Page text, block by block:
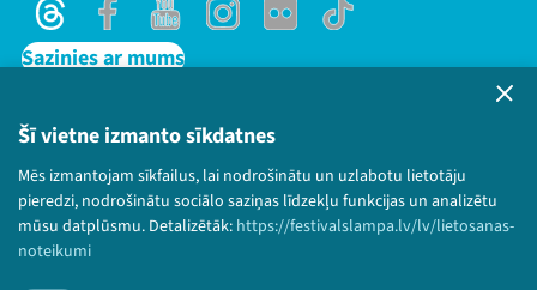
Šī vietne izmanto sīkdatnes
Mēs izmantojam sīkfailus, lai nodrošinātu un uzlabotu lietotāju
pieredzi, nodrošinātu sociālo saziņas līdzekļu funkcijas un analizētu
mūsu datplūsmu. Detalizētāk: https://festivalslampa.lv/lv/lietosanas-
noteikumi
ThreadsFacebookYoutubeInstagram
Flick TikTok
Sazinies ar mums
Lietošanas noteikumi un sīkdatņu politika
Bērnu aizsardzības politika
© 2026 Sarunu festivāls LAMPA Visas tiesības
paturētas.